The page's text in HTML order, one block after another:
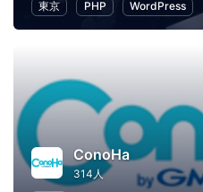
東京 PHP WordPress
ConoHa
314人